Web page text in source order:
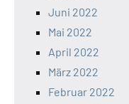
Juni 2022
Mai 2022
April 2022
März 2022
Februar 2022